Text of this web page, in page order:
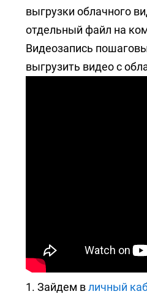
выгрузки облачного
отдельный файл на
Видеозапись
выгрузить видео с
1. Зайдем вличный